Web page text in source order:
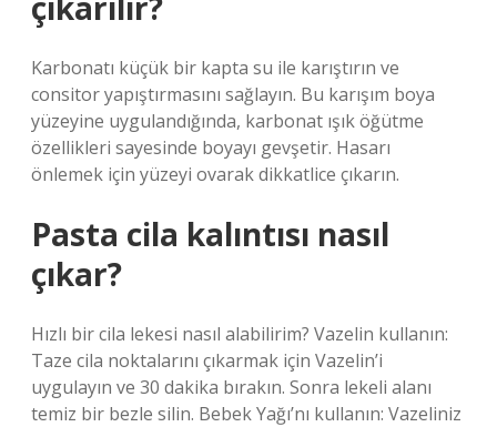
Karbonatı küçük bir kapta su ile karıştırın ve
consitor yapıştırmasını sağlayın. Bu karışım boya
yüzeyine uygulandığında, karbonat ışık öğütme
özellikleri sayesinde boyayı gevşetir. Hasarı
önlemek için yüzeyi ovarak dikkatlice çıkarın.
Pasta cila kalıntısı nasıl
çıkar?
Hızlı bir cila lekesi nasıl alabilirim? Vazelin kullanın:
Taze cila noktalarını çıkarmak için Vazelin’i
uygulayın ve 30 dakika bırakın. Sonra lekeli alanı
temiz bir bezle silin. Bebek Yağı’nı kullanın: Vazeliniz